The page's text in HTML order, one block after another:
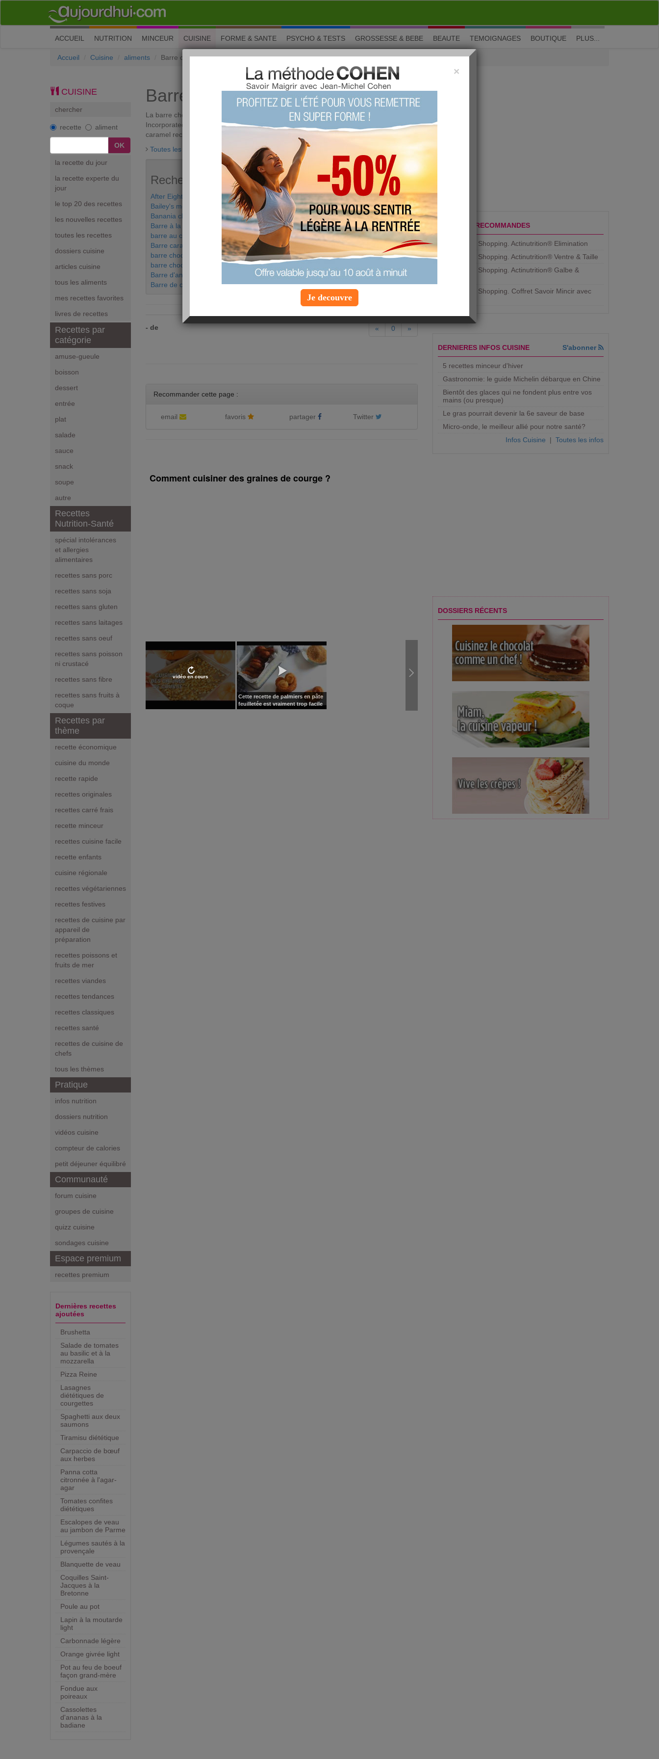
M'inscrire| Me connecter| ? Visite guidée
ACCUEIL (current)
NUTRITION MINCEUR CUISINE FORME & SANTE PSYCHO & TESTS GROSSESSE & BEBE BEAUTE TEMOIGNAGES BOUTIQUE PLUS...
Accueil Cuisine aliments Barre chocolat Mars
CUISINE
chercher
recette aliment
la recette du jour
la recette experte du
jour
le top 20 des recettes
les nouvelles recettes
toutes les recettes
dossiers cuisine
articles cuisine
tous les aliments
mes recettes favorites
livres de recettes
Recettes par
catégorie
amuse-gueule
boisson
dessert
entrée
plat
salade
sauce
snack
soupe
autre
Recettes
Nutrition-Santé
spécial intolérances
et allergies
alimentaires
recettes sans porc
recettes sans soja
recettes sans gluten
recettes sans laitages
recettes sans oeuf
recettes sans poisson
ni crustacé
recettes sans fibre
recettes sans fruits à
coque
Recettes par
thème
recette économique
cuisine du monde
recette rapide
recettes originales
recettes carré frais
recette minceur
recettes cuisine facile
recette enfants
cuisine régionale
recettes végétariennes
recettes festives
recettes de cuisine par
appareil de
préparation
recettes poissons et
fruits de mer
recettes viandes
recettes tendances
recettes classiques
recettes santé
recettes de cuisine de
chefs
tous les thèmes
Pratique
infos nutrition
dossiers nutrition
vidéos cuisine
compteur de calories
petit déjeuner équilibré
Communauté
forum cuisine
groupes de cuisine
quizz cuisine
sondages cuisine
Espace premium
recettes premium
Dernières recettes
ajoutées
Brushetta
Salade de tomates
au basilic et à la
mozzarella
Pizza Reine
Lasagnes
diététiques de
courgettes
Spaghetti aux deux
saumons
Tiramisu diététique
Carpaccio de bœuf
aux herbes
Panna cotta
citronnée à l'agar-
agar
Tomates confites
diététiques
Escalopes de veau
au jambon de Parme
Légumes sautés à la
provençale
Blanquette de veau
Coquilles Saint-
Jacques à la
Bretonne
Poule au pot
Lapin à la moutarde
light
Carbonnade légère
Orange givrée light
Pot au feu de boeuf
façon grand-mère
Fondue aux
poireaux
Cassolettes
d'ananas à la
badiane
Barre chocolat Mars
La barre chocolat Mars ou Mars est une barre de chocolat produite par Mars
Incorporated.La barre Mars est composée de chocolat-malt nougat enrobée avec du
caramel recouverte de chocolat au lait.
Toutes les discussions autour de barre chocolat mars
Recherches apparentées à votre aliment :
After Eight Menthe
Bailey's menthe chocolat
Banania chocolat en poudre
Barre à la framboise Taillefine
barre au chocolat ligne controle
Barre caramel Gerlinéa
barre chocolat menthe gerlinea
barre chocolatée substitut de repas GERLINEA
Barre d'ananas Quick
Barre de céréales
- de « 0 »
Recommander cette page :
email favoris partager Twitter
Comment cuisiner des graines de courge ?
vidéo en cours
Cette recette de palmiers en pâte
feuilletée est vraiment trop facile
PRODUITS RECOMMANDES
Aujourdhui Shopping. Actinutrition® Elimination
Aujourdhui Shopping. Actinutrition® Ventre & Taille
Aujourdhui Shopping. Actinutrition® Galbe &
Aujourdhui Shopping. ​Coffret Savoir Mincir avec
DERNIERES INFOS CUISINE S'abonner
5 recettes minceur d'hiver
Gastronomie: le guide Michelin débarque en Chine
Bientôt des glaces qui ne fondent plus entre vos
mains (ou presque)
Le gras pourrait devenir la 6e saveur de base
Micro-onde, le meilleur allié pour notre santé?
Infos Cuisine | Toutes les infos
DOSSIERS RÉCENTS
×
Je decouvre